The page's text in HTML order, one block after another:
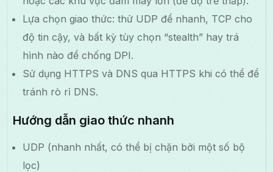
Lựa chọn giao thức: thử UDP để nhanh, TCP cho
độ tin cậy, và bất kỳ tùy chọn “stealth” hay trá
hình nào để chống DPI.
Sử dụng HTTPS và DNS qua HTTPS khi có thể để
tránh rò rỉ DNS.
Hướng dẫn giao thức nhanh
UDP (nhanh nhất, có thể bị chặn bởi một số bộ
lọc)